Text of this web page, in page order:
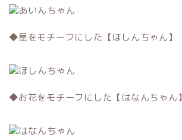
◆星をモチーフにした【ほしんちゃん】
◆お花をモチーフにした【はなんちゃん】